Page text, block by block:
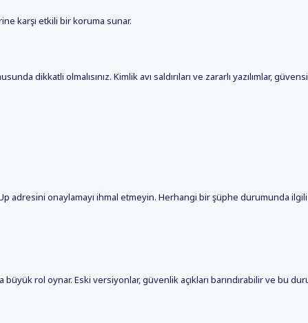
karşı etkili bir koruma sunar.
dikkatli olmalısınız. Kimlik avı saldırıları ve zararlı yazılımlar,
adresini onaylamayı ihmal etmeyin. Herhangi bir şüphe durumunda
rol oynar. Eski versiyonlar, güvenlik açıkları barındırabilir ve bu